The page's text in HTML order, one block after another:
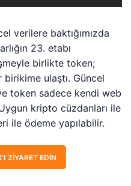
verilere baktığımızda
23. etabı
birlikte token;
birikime ulaştı. Güncel
token sadece kendi web
kripto cüzdanları ile
ile ödeme yapılabilir.
ZIYARET EDIN